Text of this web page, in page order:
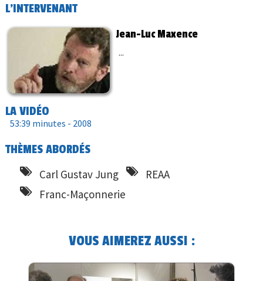
L'INTERVENANT
Jean-Luc Maxence
...
LA VIDÉO
53:39 minutes - 2008
THÈMES ABORDÉS
Carl Gustav Jung
REAA
Franc-Maçonnerie
VOUS AIMEREZ AUSSI :